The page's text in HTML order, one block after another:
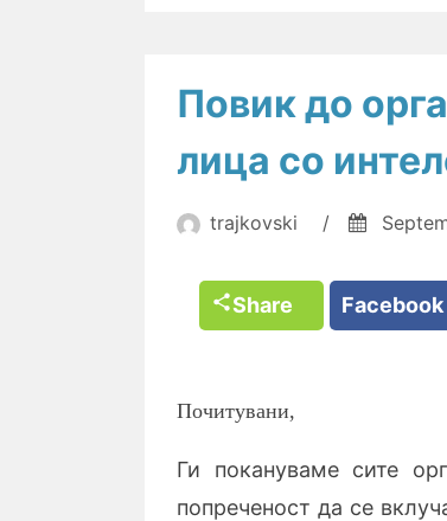
Повик до
лица со
trajkovski /
Share Facebook
Почитувани,
Ги покануваме сите
попреченост да се